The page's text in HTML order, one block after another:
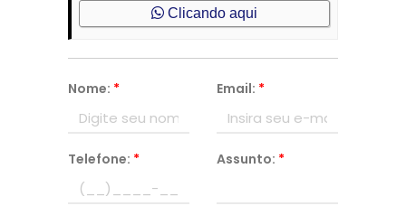
Clicando aqui
Nome: * Email: *
Telefone: * Assunto: *